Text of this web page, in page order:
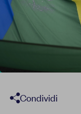
Condividi